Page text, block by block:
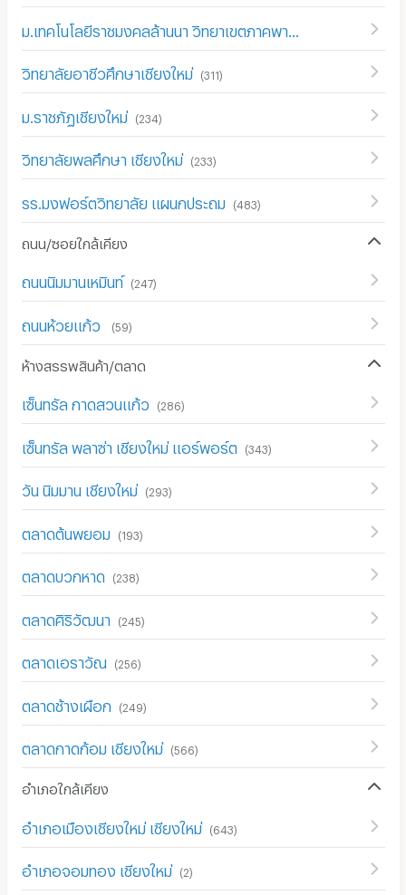
วิทยาลัยอาชีวศึกษาเชียงใหม่ (311)
ม.ราชภัฏเชียงใหม่ (234 )
วิทยาลัยพลศึกษา เชียงใหม่ (233)
รร.มงฟอร์ตวิทยาลัย แผนกประถม (483)
ถนน/ซอยใกล้เคียง
ถนนนิมมานเหมินท์ (247)
ถนนห้วยแก้ว (59)
ห้างสรรพสินค้า/ตลาด
เซ็นทรัล กาดสวนแก้ว (286)
เซ็นทรัล พลาซ่า เชียงใหม่ แอร์พอร์ต (343)
วัน นิมมาน เชียงใหม่ (293)
ตลาดต้นพยอม (193)
ตลาดบวกหาด (238)
ตลาดศิริวัฒนา (245)
ตลาดเอราวัณ (256)
ตลาดช้างเผือก (249)
ตลาดกาดก้อม เชียงใหม่ (566)
อำเภอใกล้เคียง
อำเภอเมืองเชียงใหม่ เชียงใหม่ (643)
อำเภอจอมทอง เชียงใหม่ (2)